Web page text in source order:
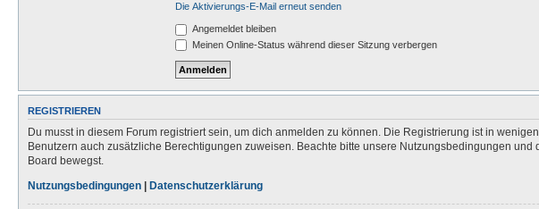
Die Aktivierungs-E-Mail erneut senden
Angemeldet bleiben
Meinen Online-Status während dieser Sitzung verbergen
REGISTRIEREN
Du musst in diesem Forum registriert sein, um dich anmelden zu können. Die Registrierung ist in
Benutzern auch zusätzliche Berechtigungen zuweisen. Beachte bitte unsere Nutzungsbedingungen
Board bewegst.
Nutzungsbedingungen | Datenschutzerklärung